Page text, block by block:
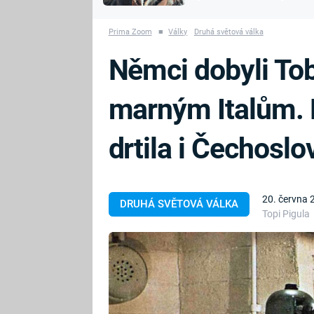
PRVNÍ SVĚTOVÁ
NAPOLEON
BRITSKÁ
KRÁLOVSKÁ
RODINA
Prima Zoom ■ Války Druhá světová válka
DRUHÁ SVĚTOVÁ VÁLKA
20. června
Topi Pigula
Němci dobyli
marným Italům.
drtila i